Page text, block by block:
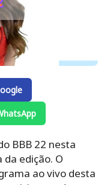
BBB 22 nesta
edição. O
ao vivo desta